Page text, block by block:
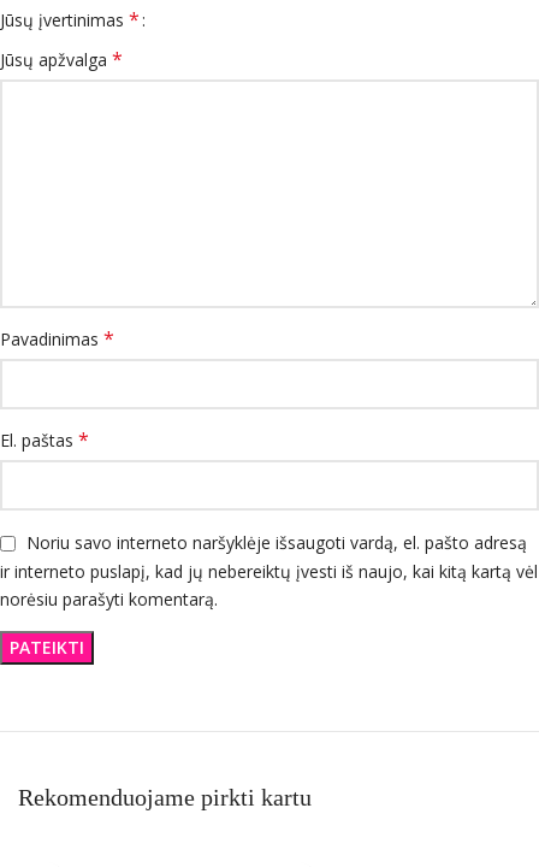
Jūsų įvertinimas *
Jūsų apžvalga *
Pavadinimas *
El. paštas *
Noriu savo interneto naršyklėje išsaugoti vardą, el. pašto adresą
ir interneto puslapį, kad jų nebereiktų įvesti iš naujo, kai kitą kartą vėl
norėsiu parašyti komentarą.
Rekomenduojame pirkti kartu